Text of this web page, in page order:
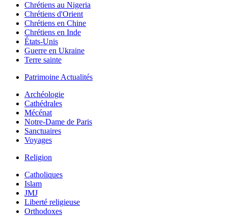
Chrétiens au Nigeria
Chrétiens d'Orient
Chrétiens en Chine
Chrétiens en Inde
États-Unis
Guerre en Ukraine
Terre sainte
Patrimoine Actualités
Archéologie
Cathédrales
Mécénat
Notre-Dame de Paris
Sanctuaires
Voyages
Religion
Catholiques
Islam
JMJ
Liberté religieuse
Orthodoxes